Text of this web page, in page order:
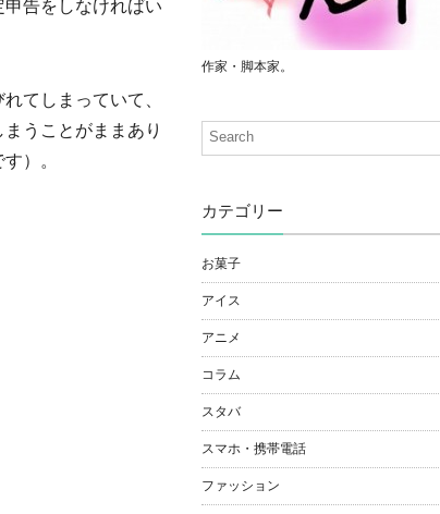
告をしなければい
てしまっていて、
うことがままあり
）。
作家・脚本家。
カテゴリー
お菓子
アイス
アニメ
コラム
スタバ
スマホ・携帯電話
ファッション